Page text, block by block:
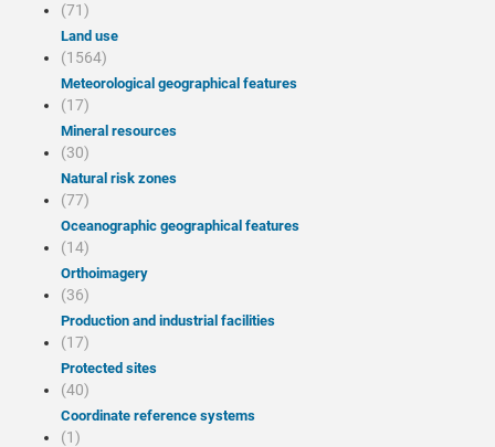
(71)
Land use
(1564)
Meteorological geographical features
(17)
Mineral resources
(30)
Natural risk zones
(77)
Oceanographic geographical features
(14)
Orthoimagery
(36)
Production and industrial facilities
(17)
Protected sites
(40)
Coordinate reference systems
(1)